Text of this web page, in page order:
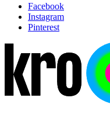
Facebook
Instagram
Pinterest